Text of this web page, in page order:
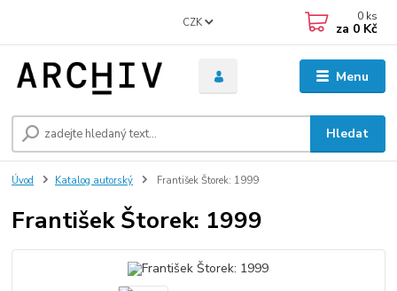
Menu
CZK
Hledat
0 ks
za 0 Kč
Úvod Katalog autorský František Štorek: 1999
František Štorek: 1999